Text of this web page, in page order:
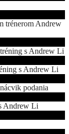
trénerom Andrew
s Andrew Li
s Andrew Li
podania
Andrew Li